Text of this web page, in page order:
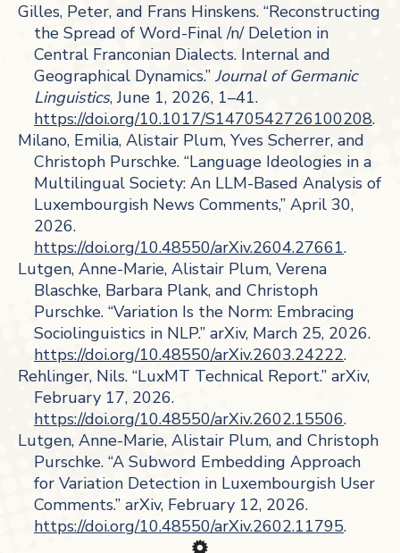
Gilles, Peter, and Frans Hinskens. “Reconstructing
the Spread of Word-Final /n/ Deletion in
Central Franconian Dialects. Internal and
Geographical Dynamics.” Journal of Germanic
Linguistics, June 1, 2026, 1–41.
https://doi.org/10.1017/S1470542726100208.
Milano, Emilia, Alistair Plum, Yves Scherrer, and
Christoph Purschke. “Language Ideologies in a
Multilingual Society: An LLM-Based Analysis of
Luxembourgish News Comments,” April 30,
2026.
https://doi.org/10.48550/arXiv.2604.27661.
Lutgen, Anne-Marie, Alistair Plum, Verena
Blaschke, Barbara Plank, and Christoph
Purschke. “Variation Is the Norm: Embracing
Sociolinguistics in NLP.” arXiv, March 25, 2026.
https://doi.org/10.48550/arXiv.2603.24222.
Rehlinger, Nils. “LuxMT Technical Report.” arXiv,
February 17, 2026.
https://doi.org/10.48550/arXiv.2602.15506.
Lutgen, Anne-Marie, Alistair Plum, and Christoph
Purschke. “A Subword Embedding Approach
for Variation Detection in Luxembourgish User
Comments.” arXiv, February 12, 2026.
https://doi.org/10.48550/arXiv.2602.11795.